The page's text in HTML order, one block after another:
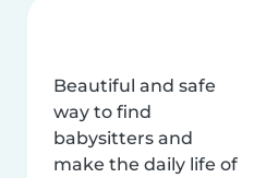
Beautiful and safe
way to find
babysitters and
make the daily life of